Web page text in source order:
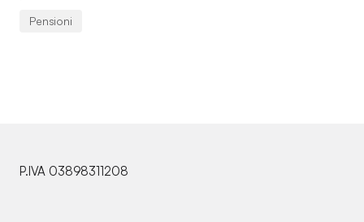
Pensioni
P.IVA 03898311208